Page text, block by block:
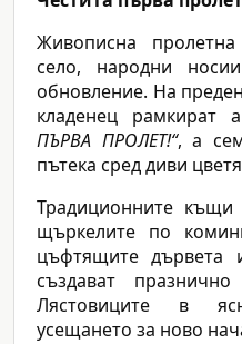
Живописна
село, народни
обновление. На
кладенец рамкират
ПЪРВА ПРОЛЕТ!“, а
пътека сред диви
Традиционните
щъркелите по
цъфтящите дървета
създават
Лястовиците в
усещането за ново